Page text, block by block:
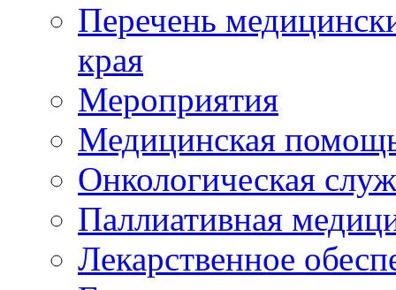
Перечень
края
Мероприятия
Медицинская
Онкологическая
Паллиативная
Лекарственное